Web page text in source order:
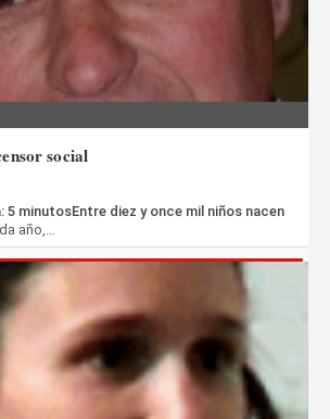
social
5 minutosEntre diez y once mil niños nacen
año,…